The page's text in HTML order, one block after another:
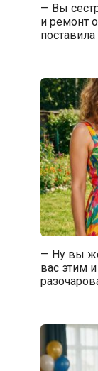
— Вы
и ремонт
— Ну вы
вас этим